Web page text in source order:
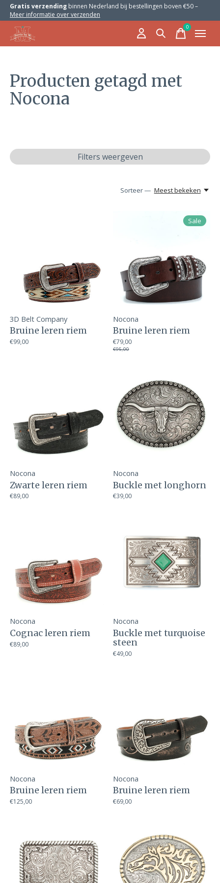
Gratis verzending binnen Nederland bij bestellingen boven €50 –
Meer informatie over verzenden
0items
Producten getagd met
Nocona
Filters weergeven
Sorteer — Meest bekeken
3D Belt Company
Bruine leren riem
€99,00
Sale
Nocona
Bruine leren riem
€79,00
€95,00
Nocona
Zwarte leren riem
€89,00
Nocona
Buckle met longhorn
€39,00
Nocona
Cognac leren riem
€89,00
Nocona
Buckle met turquoise
steen
€49,00
Nocona
Bruine leren riem
€125,00
Nocona
Bruine leren riem
€69,00